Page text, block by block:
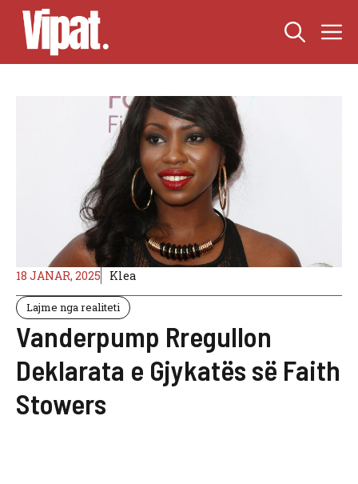
Skip
content
18 JANAR, 2025 Klea
Lajme nga realiteti
Vanderpump Rregullon
Deklarata e Gjykatës së Faith
Stowers